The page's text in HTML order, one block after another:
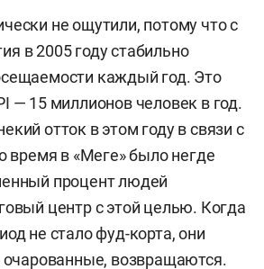
не ощутили, потому что с
в 2005 году стабильно
каждый год. Это
— 15 миллионов человек в год.
отток в этом году в связи с
время в «Меге» было негде
процент людей
центр с этой целью. Когда
не стало фуд-корта, они
очарованные, возвращаются.